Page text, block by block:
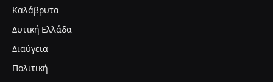
Καλάβρυτα
Δυτική Ελλάδα
Διαύγεια
Πολιτική